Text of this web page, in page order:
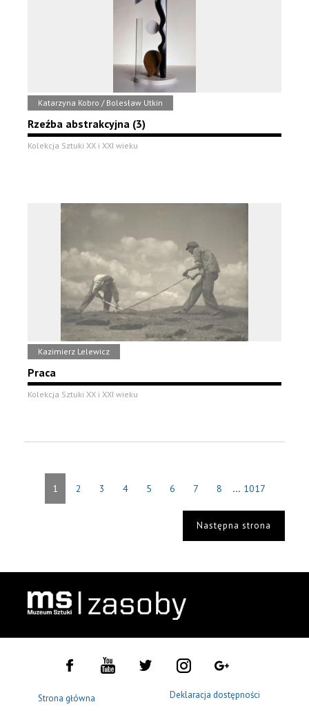
Katarzyna Kobro / Bolesław Utkin
Rzeźba abstrakcyjna (3)
Kolekcja Sztuki XX i XXI wieku
Kazimierz Lelewicz
Praca
Kolekcja Sztuki XX i XXI wieku
1 2 3 4 5 6 7 8 ... 1017
Następna strona
Strona główna Deklaracja dostępności